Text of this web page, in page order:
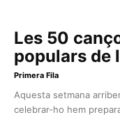
Les 50
populars de
Primera Fila
Aquesta setmana
celebrar-ho hem